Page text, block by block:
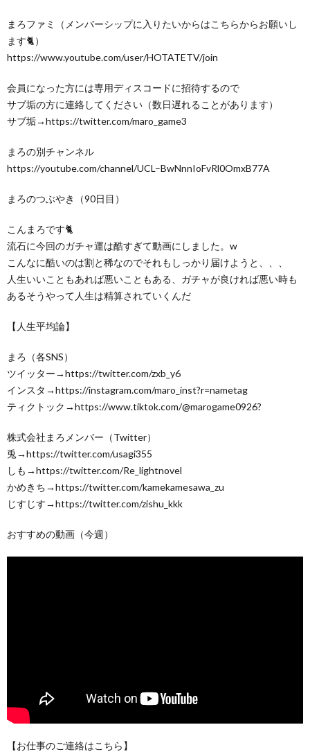
まろファミ（メンバーシップに入りたいからはこちらからお願いし
ます🐈）
https://www.youtube.com/user/HOTATETV/join
会員になった方には専用ディスコードに招待するので
サブ垢の方に連絡してください（数日遅れることがあります）
サブ垢→https://twitter.com/maro_game3
まろの別チャンネル
https://youtube.com/channel/UCL–BwNnnIoFvRl0OmxB77A
まろのつぶやき（90日目）
こんまろです🐈
流石に今回のガチャ運は酷すぎて動画にしました。w
こんなに酷いのは割と稀なのでそれもしっかり届けようと、、、
人生いいこともあれば悪いこともある、ガチャが良ければ悪い時も
あるそうやって人生は精算されていくんだ
【人生平均論】
まろ（各SNS）
ツイッター→https://twitter.com/zxb_y6
インスタ→https://instagram.com/maro_inst?r=nametag
ティクトック→https://www.tiktok.com/@marogame0926?
株式会社まろメンバー（Twitter）
兎→https://twitter.com/usagi355
しも→https://twitter.com/Re_lightnovel
かめきち→https://twitter.com/kamekamesawa_zu
じすじす→https://twitter.com/zishu_kkk
おすすめの動画（今週）
【お仕事のご連絡はこちら】